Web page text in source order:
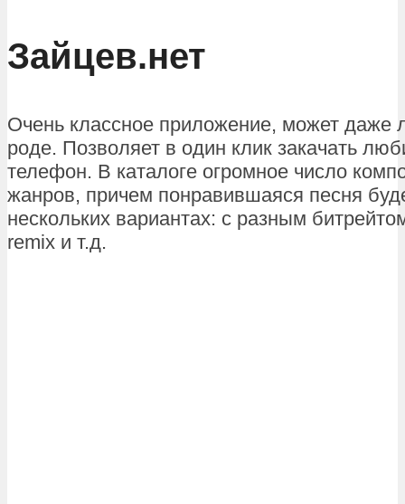
Зайцев.нет
Очень классное приложение, может даже
роде. Позволяет в один клик закачать
телефон. В каталоге огромное число
жанров, причем понравившаяся песня
нескольких вариантах: с разным
remix и т.д.